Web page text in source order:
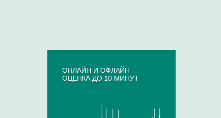
ОНЛАЙН И ОФЛАЙН
ОЦЕНКА ДО 10 МИНУТ